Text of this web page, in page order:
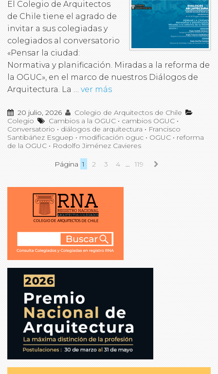
El Colegio de Arquitectos
de Chile tiene el agrado de
invitar a sus colegiadas y
colegiados al conversatorio
«Pensar la ciudad:
Normativa y planificación. Miradas a la reforma de
la OGUC», en el marco de nuestros Diálogos de
Arquitectura. La … ver más
20 julio, 2026
Colegio de Arquitectos de Chile
Colegio
Cambios a la OGUC • cambios OGUC •
Conversatorio • diálogos de arquitectura • Francisco
Santibáñez Esguep • modificación oguc • OGUC • reforma
de la OGUC • Rodolfo Jiménez Cavieres
Página 1 2 3 4 119